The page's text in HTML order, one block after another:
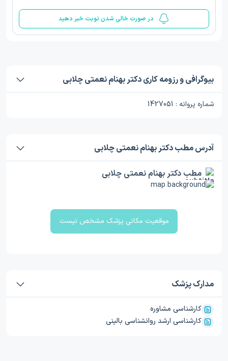
در صورت خالی شدن نوبت خبر دهید
بیوگرافی و رزومه کاری دکتر بهنام نعمتی چلابی
شماره پروانه : 1427051
آدرس مطب دکتر بهنام نعمتی چلابی
مطب دکتر بهنام نعمتی چلابی
موقعیت مکانی پزشک مشخص نیست
مدارک پزشک
کارشناسی مشاوره
کارشناسی ارشد روانشناسی بالینی